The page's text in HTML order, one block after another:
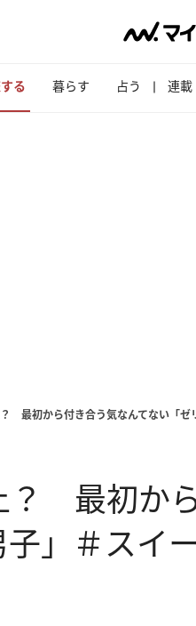
る 暮らす 占う 連載
最初から付き合う気なんてない「ゼ
？ 最初か
」＃スイ